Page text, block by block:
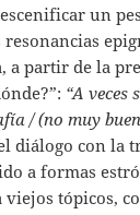
un
a partir de la
“A veces
/ (no muy
diálogo con la
a formas
viejos tópicos,